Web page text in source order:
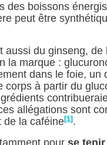
des boissons
peut être
aussi du ginseng,
la marque :
dans le foie, un
corps à partir du
allégations sont
de la caféine[1] .